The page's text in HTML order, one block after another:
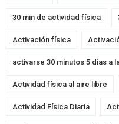
30 min de actividad física
Activación física
activarse 30 minutos 5 días a
Actividad física al aire libre
Actividad Física Diaria